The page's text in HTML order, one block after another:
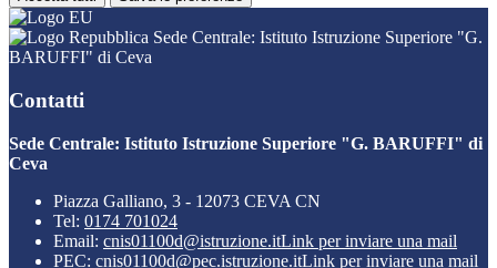
Sede Centrale: Istituto Istruzione Superiore "G.
BARUFFI" di Ceva
Contatti
Sede Centrale: Istituto Istruzione Superiore "G. BARUFFI" di
Ceva
Piazza Galliano, 3 - 12073 CEVA CN
Tel: 0174 701024
Email: cnis01100d@istruzione.itLink per inviare una mail
PEC: cnis01100d@pec.istruzione.itLink per inviare una mail